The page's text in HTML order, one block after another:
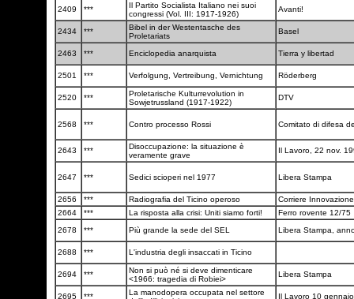
2409
***
Il Partito Socialista Italiano nei suoi
congressi (Vol. III: 1917-1926)
Avanti!
2434 ***
Bibel in der Westentasche des
Proletariats
Basel
2463 *** Enciclopedia anarquista Tierra y libertad
2501 *** Verfolgung, Vertreibung, Vernichtung Röderberg
2520 ***
Proletarische Kulturrevolution in
Sowjetrussland (1917-1922)
DTV
2568 *** Contro processo Rossi Comitato di difesa
2643 ***
Disoccupazione: la situazione è
veramente grave
Il Lavoro, 22 nov.
2647 *** Sedici scioperi nel 1977 Libera Stampa
2656 *** Radiografia del Ticino operoso
Corriere
2664
*** La risposta alla crisi: Uniti siamo forti!
Ferro rovente 12/75
2678
*** Più grande la sede del SEL Libera Stampa,
2688 *** L'industria degli insaccati in Ticino
2694 ***
Non si può né si deve dimenticare
<1966: tragedia di Robiei>
Libera Stampa
2695 ***
La manodopera occupata nel settore
Il Lavoro 10